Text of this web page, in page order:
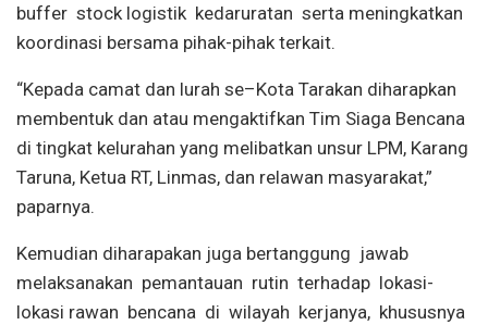
buffer stock logistik kedaruratan serta meningkatkan
koordinasi bersama pihak-pihak terkait.
“Kepada camat dan lurah se–Kota Tarakan diharapkan
membentuk dan atau mengaktifkan Tim Siaga Bencana
di tingkat kelurahan yang melibatkan unsur LPM, Karang
Taruna, Ketua RT, Linmas, dan relawan masyarakat,”
paparnya.
Kemudian diharapakan juga bertanggung jawab
melaksanakan pemantauan rutin terhadap lokasi-
lokasi rawan bencana di wilayah kerjanya, khususnya